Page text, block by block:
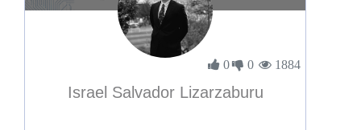
0 0 1884
Israel Salvador Lizarzaburu